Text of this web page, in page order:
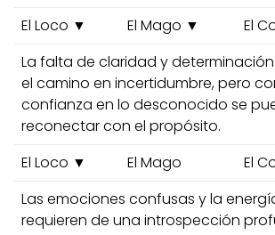
El Loco ▼
El Mago ▼
El
La falta de claridad y
el camino en incertidumbre, pero
confianza en lo desconocido se
reconectar con el propósito.
El Loco ▼
El Mago
El
Las emociones confusas y la
requieren de una introspección